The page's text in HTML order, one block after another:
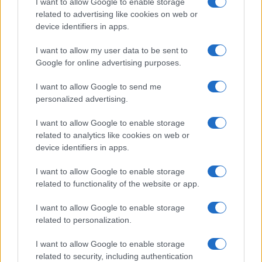
related to advertising like cookies on web or
device identifiers in apps.
I want to allow my user data to be sent to
Google for online advertising purposes.
I want to allow Google to send me
personalized advertising.
I want to allow Google to enable storage
related to analytics like cookies on web or
device identifiers in apps.
I want to allow Google to enable storage
related to functionality of the website or app.
I want to allow Google to enable storage
related to personalization.
I want to allow Google to enable storage
related to security, including authentication
scelgono il nuovo Pontefice.
A definire queste procedure è la costituzione
apostolica “ Universi Dominici Gregis”, che riguarda
proprio “la vacanza della Sede Apostolica e
l’elezione del Romano Pontefice”. A promulgarla fu
il 22 febbraio 1996 ed è stata
emendata due volte daBenedetto XVI
. Una volta
era previsto che il Conclave iniziasse tra i 15 e i 20
giorni dopo l’inizio della Sede vacante, ma si tratta
di una norma che può essere derogata. La legge
Apostolica sia legittimamente vacante, si
attendano per quindici giorni interi gli assenti
prima di iniziare il Conclave”. Ratzinger lasciò però
“al Collegio dei Cardinal. la facoltà di anticipare